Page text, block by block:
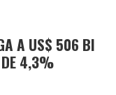
A US$ 506 BI
DE 4,3%